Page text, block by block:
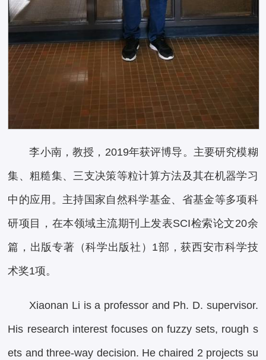
李小南，教授，2019年获评博导。主要研究模糊
集、粗糙集、三支决策等粒计算方法及其在机器学习
中的应用。主持国家自然科学基金、省基金等多项科
研项目，在本领域主流期刊上发表SCI检索论文20余
篇，出版专著（科学出版社）1部，获西安市科学技
术奖1项。
Xiaonan Li is a professor and Ph. D. supervisor.
His research interest focuses on fuzzy sets, rough s
ets and three-way decision. He chaired 2 projects su